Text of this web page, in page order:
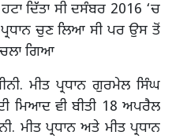
ਦਿੱਤਾ ਸੀ ਦਸੰਬਰ 2016 ‘ਚ
ਚੁਣ ਲਿਆ ਸੀ ਪਰ ਉਸ ਤੋਂ
ਗਿਆ
ਮੀਤ ਪ੍ਰਧਾਨ ਗੁਰਮੇਲ ਸਿੰਘ
ਮਿਆਦ ਵੀ ਬੀਤੀ 18 ਅਪਰੈਲ
ਮੀਤ ਪ੍ਰਧਾਨ ਅਤੇ ਮੀਤ ਪ੍ਰਧਾਨ